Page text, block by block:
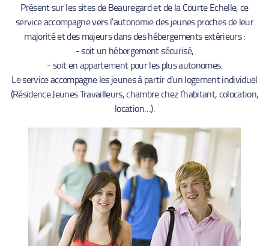
Présent sur les sites de Beauregard et de la Courte Echelle, ce
service accompagne vers l’autonomie des jeunes proches de leur
majorité et des majeurs dans des hébergements extérieurs :
- soit un hébergement sécurisé,
- soit en appartement pour les plus autonomes.
Le service accompagne les jeunes à partir d’un logement individuel
(Résidence Jeunes Travailleurs, chambre chez l’habitant, colocation,
location…).